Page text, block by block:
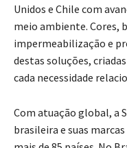
Unidos e Chile com
meio ambiente. Cores,
impermeabilização e
destas soluções,
cada necessidade
Com atuação global, a
brasileira e suas